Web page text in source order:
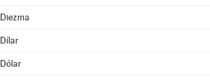
Diezma
Dílar
Dólar